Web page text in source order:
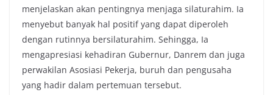
menjelaskan akan pentingnya menjaga silaturahim. Ia
menyebut banyak hal positif yang dapat diperoleh
dengan rutinnya bersilaturahim. Sehingga, Ia
mengapresiasi kehadiran Gubernur, Danrem dan juga
perwakilan Asosiasi Pekerja, buruh dan pengusaha
yang hadir dalam pertemuan tersebut.